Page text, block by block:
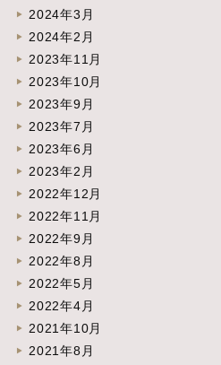
2024年3月
2024年2月
2023年11月
2023年10月
2023年9月
2023年7月
2023年6月
2023年2月
2022年12月
2022年11月
2022年9月
2022年8月
2022年5月
2022年4月
2021年10月
2021年8月